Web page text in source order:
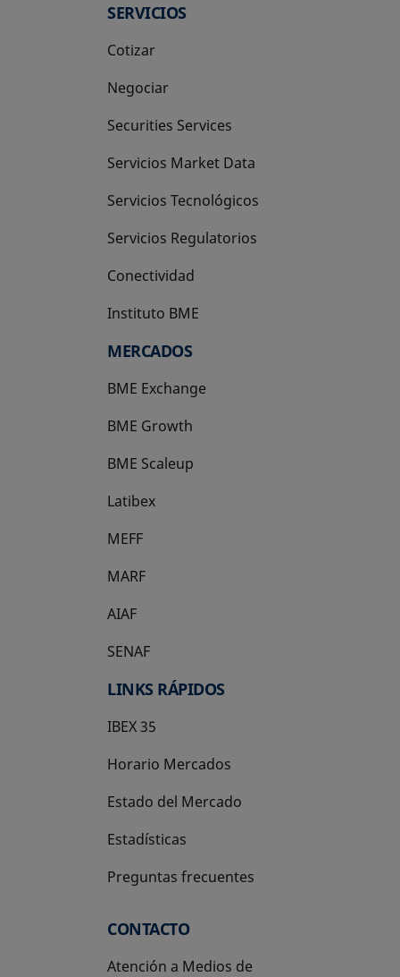
SERVICIOS
Cotizar
Negociar
Securities Services
Servicios Market Data
Servicios Tecnológicos
Servicios Regulatorios
Conectividad
Instituto BME
se abre en una pestaña nueva
MERCADOS
BME Exchange
BME Growth
se abre en una pestaña nueva
BME Scaleup
se abre en una pestaña nueva
Latibex
se abre en una pestaña nueva
MEFF
se abre en una pestaña nueva
MARF
AIAF
SENAF
LINKS RÁPIDOS
IBEX 35
Horario Mercados
Estado del Mercado
Estadísticas
Preguntas frecuentes
CONTACTO
Atención a Medios de